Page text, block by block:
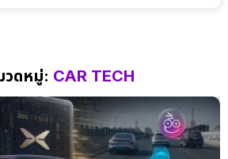
วดหมู่: CAR TECH